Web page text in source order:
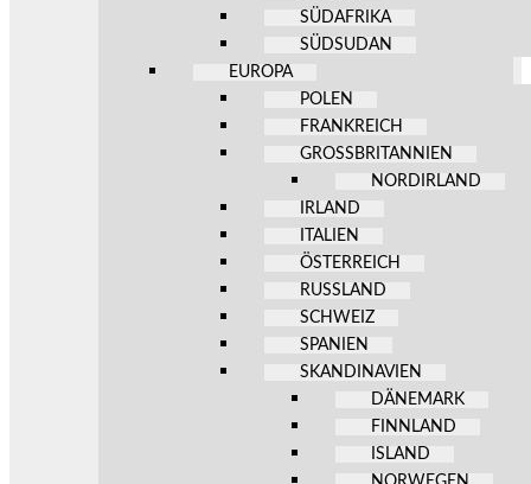
SÜDAFRIKA
SÜDSUDAN
EUROPA
POLEN
FRANKREICH
GROSSBRITANNIEN
NORDIRLAND
IRLAND
ITALIEN
ÖSTERREICH
RUSSLAND
SCHWEIZ
SPANIEN
SKANDINAVIEN
DÄNEMARK
FINNLAND
ISLAND